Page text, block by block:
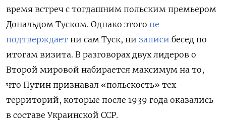
время встреч с тогдашним польским премьером
Дональдом Туском. Однако этого не
подтверждает ни сам Туск, ни записи бесед по
итогам визита. В разговорах двух лидеров о
Второй мировой набирается максимум на то,
что Путин признавал «польскость» тех
территорий, которые после 1939 года оказались
в составе Украинской ССР.